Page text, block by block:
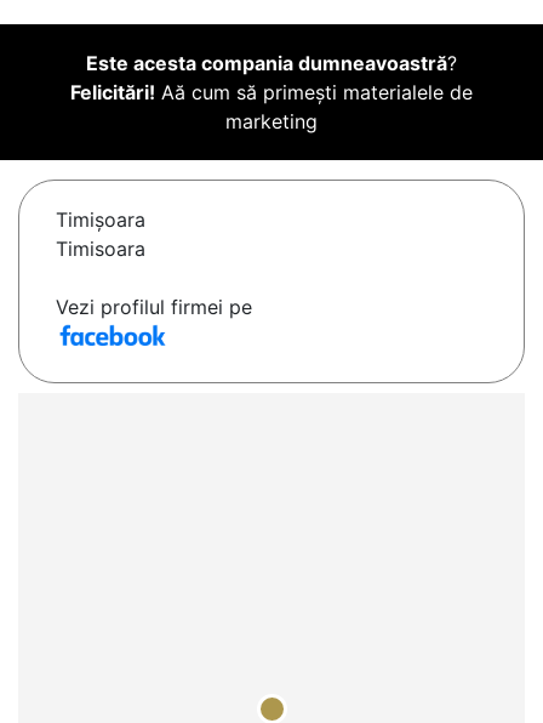
Este acesta compania dumneavoastră?
Felicitări! Aă cum să primești materialele de
marketing
Timişoara
Timisoara
Vezi profilul firmei pe